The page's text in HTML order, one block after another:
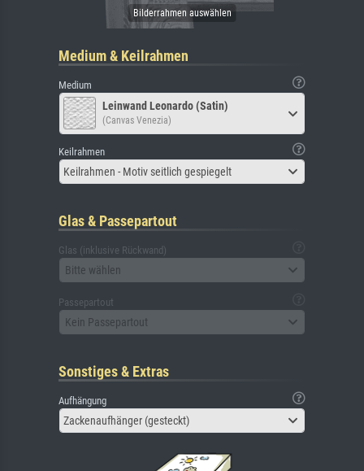
Medium & Keilrahmen
Medium
Leinwand Leonardo (Satin)
(Canvas Venezia)
Keilrahmen
Keilrahmen - Motiv seitlich gespiegelt
Glas & Passepartout
Glas (inklusive Rückwand)
Bitte wählen
Passepartout
Kein Passepartout
Sonstiges & Extras
Aufhängung
Zackenaufhänger (gesteckt)